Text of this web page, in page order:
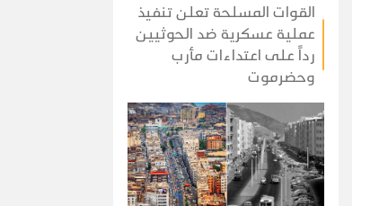
القوات المسلحة تعلن تنفيذ
عملية عسكرية ضد الحوثيين
رداً على اعتداءات مأرب
وحضرموت